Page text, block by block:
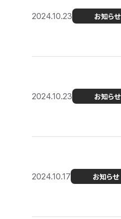
2024.10.23 お知らせ
2024.10.23 お知らせ
2024.10.17 お知らせ